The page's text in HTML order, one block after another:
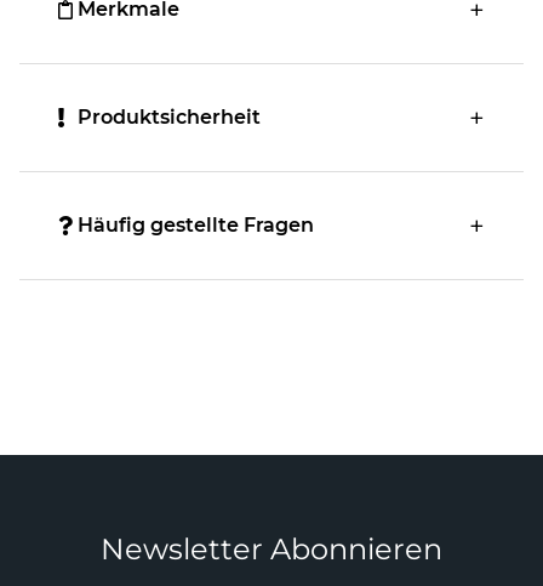
Merkmale
Produktsicherheit
Häufig gestellte Fragen
Newsletter Abonnieren